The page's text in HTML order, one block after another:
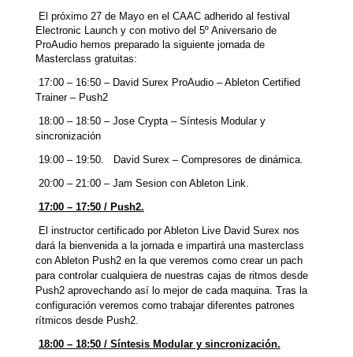
El próximo 27 de Mayo en el CAAC adherido al festival
Electronic Launch y con motivo del 5º Aniversario de
ProAudio hemos preparado la siguiente jornada de
Masterclass gratuitas:
17:00 – 16:50 – David Surex ProAudio – Ableton Certified
Trainer – Push2
18:00 – 18:50 – Jose Crypta – Síntesis Modular y
sincronización
19:00 – 19:50. David Surex – Compresores de dinámica.
20:00 – 21:00 – Jam Sesion con Ableton Link.
17:00 – 17:50 / Push2.
El instructor certificado por Ableton Live David Surex nos
dará la bienvenida a la jornada e impartirá una masterclass
con Ableton Push2 en la que veremos como crear un pach
para controlar cualquiera de nuestras cajas de ritmos desde
Push2 aprovechando así lo mejor de cada maquina. Tras la
configuración veremos como trabajar diferentes patrones
rítmicos desde Push2.
18:00 – 18:50 / Síntesis Modular y sincronización.